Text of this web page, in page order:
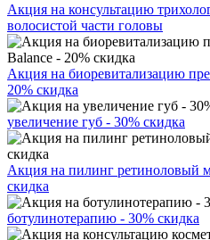
Акция на консультацию
волосистой части головы
Акция на биоревитализацию
20% скидка
увеличение губ - 30% скидка
Акция на пилинг ретиноловый
скидка
ботулинотерапию - 30% скидка